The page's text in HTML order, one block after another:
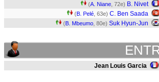
(A. Niane , 72e) B. Nivet
(B. Pelé , 63e) C. Ben Saada
(B. Mbeumo , 80e) Suk Hyun-Jun
Jean Louis Garcia